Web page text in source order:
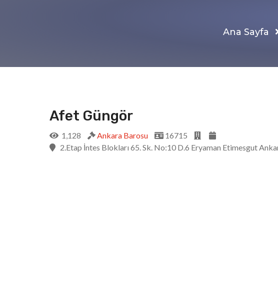
Ana Sayfa
Afet Güngör
1,128 Ankara Barosu
16715
2.Etap İntes Blokları 65. Sk. No:10 D.6 Eryaman Etimesgut